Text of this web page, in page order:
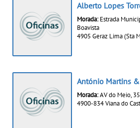
Alberto Lopes
Morada: Estrada
Boavista
4905 Geraz Lima (Sta
António Martins &
Morada:AV do Meio,
4900-834 Viana do